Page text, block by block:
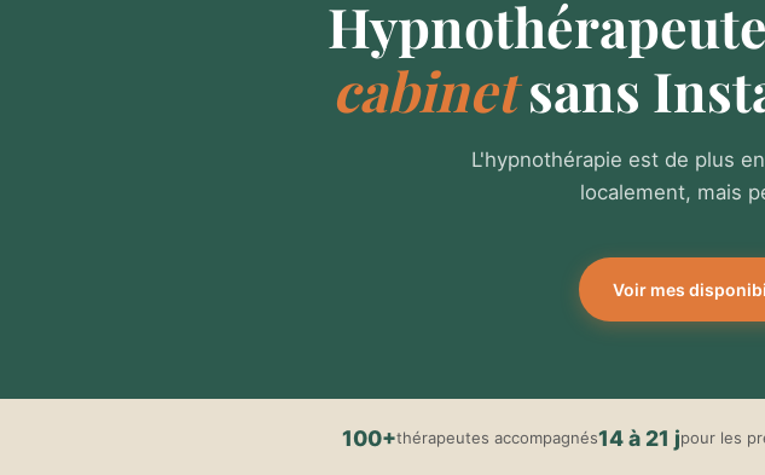
cabinetsans
L'hypnothérapie est de plus
localement, mais
Voir mes
100+thérapeutes accompagnés14 à 21 jpour les